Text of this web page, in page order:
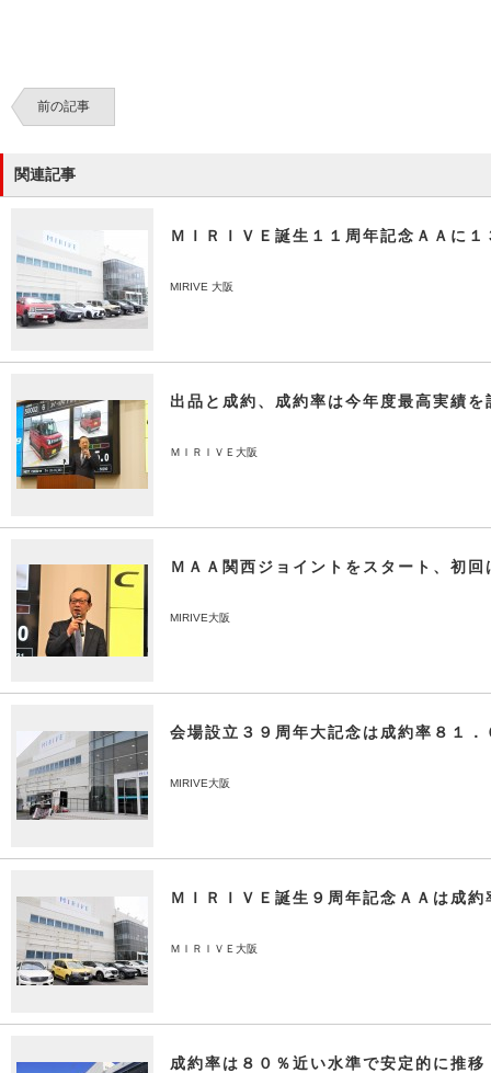
前の記事
関連記事
ＭＩＲＩＶＥ誕生１１周年記念ＡＡに１
MIRIVE 大阪
出品と成約、成約率は今年度最高実績を
ＭＩＲＩＶＥ大阪
ＭＡＡ関西ジョイントをスタート、初
MIRIVE大阪
会場設立３９周年大記念は成約率８１．
MIRIVE大阪
ＭＩＲＩＶＥ誕生９周年記念ＡＡは成約
ＭＩＲＩＶＥ大阪
成約率は８０％近い水準で安定的に推移